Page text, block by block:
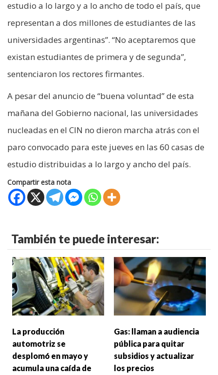
estudio a lo largo y a lo ancho de todo el país, que
representan a dos millones de estudiantes de las
universidades argentinas”. “No aceptaremos que
existan estudiantes de primera y de segunda”,
sentenciaron los rectores firmantes.
A pesar del anuncio de “buena voluntad” de esta
mañana del Gobierno nacional, las universidades
nucleadas en el CIN no dieron marcha atrás con el
paro convocado para este jueves en las 60 casas de
estudio distribuidas a lo largo y ancho del país.
Compartir esta nota
También te puede interesar:
La producción
automotriz se
desplomó en mayo y
acumula una caída de
Gas: llaman a audiencia
pública para quitar
subsidios y actualizar
los precios